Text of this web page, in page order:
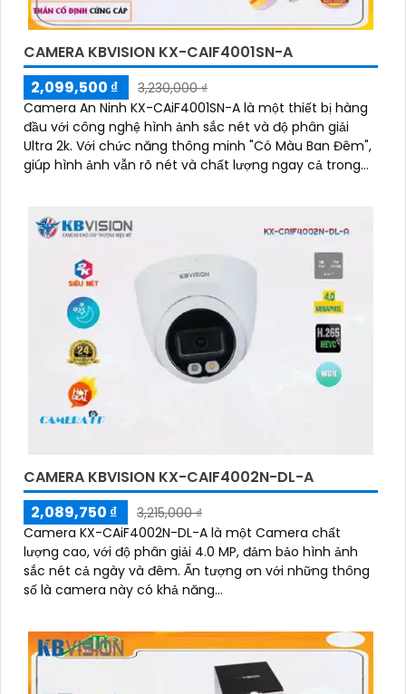
CAMERA KBVISION KX-CAIF4001SN-A
2,099,500 ₫
3,230,000 ₫
Camera An Ninh KX-CAiF4001SN-A là một thiết bị hàng
đầu với công nghệ hình ảnh sắc nét và độ phân giải
Ultra 2k. Với chức năng thông minh "Có Màu Ban Đêm",
giúp hình ảnh vẫn rõ nét và chất lượng ngay cả trong
CAMERA KBVISION KX-CAIF4002N-DL-A
2,089,750 ₫
3,215,000 ₫
Camera KX-CAiF4002N-DL-A là một Camera chất
lượng cao, với độ phân giải 4.0 MP, đảm bảo hình ảnh
sắc nét cả ngày và đêm. Ấn tượng ơn với những thông
số là camera này có khả năng...